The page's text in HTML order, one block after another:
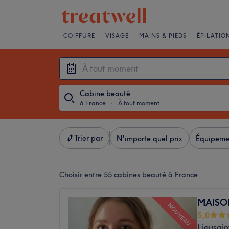
COIFFURE VISAGE MAINS & PIEDS ÉPILATION
Cabine beauté
à France ・ À tout moment
Trier par N'importe quel prix
Choisir entre 55 cabines beauté à France
NOUVEAU 5,0